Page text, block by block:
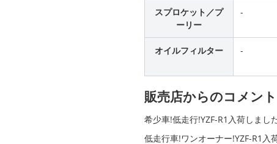
スプロケット／プ
ーリー
-
オイルフィルター -
販売店からのコメント
希少車!低走行!YZF-R1入荷しまし
低走行車!ワンオーナー!YZF-R1入